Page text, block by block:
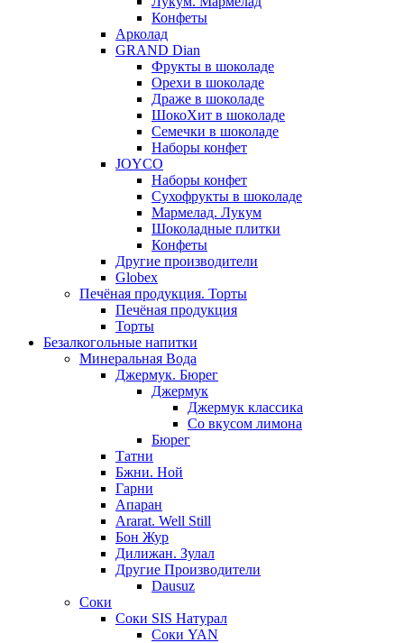
Конфеты
Арколад
GRAND Dian
Фрукты в шоколаде
Орехи в шоколаде
Драже в шоколаде
ШокоХит в шоколаде
Семечки в шоколаде
Наборы конфет
JOYCO
Наборы конфет
Сухофрукты в шоколаде
Мармелад. Лукум
Шоколадные плитки
Конфеты
Другие производители
Globex
Печёная продукция. Торты
Печёная продукция
Торты
Безалкогольные напитки
Минеральная Вода
Джермук. Бюрег
Джермук
Джермук классика
Со вкусом лимона
Бюрег
Татни
Бжни. Ной
Гарни
Апаран
Ararat. Well Still
Бон Жур
Дилижан. Зулал
Другие Производители
Dausuz
Соки
Соки SIS Натурал
Соки YAN